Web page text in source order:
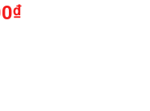
₫Current